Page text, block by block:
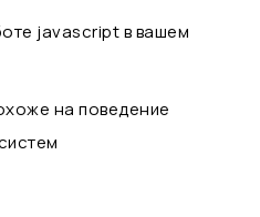
javascript в вашем
на поведение